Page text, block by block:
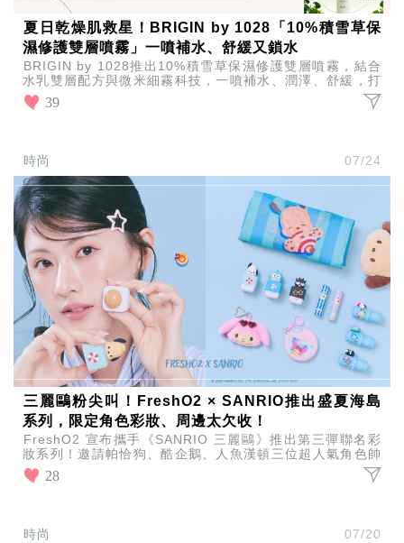
夏日乾燥肌救星！BRIGIN by 1028「10%積雪草保
濕修護雙層噴霧」一噴補水、舒緩又鎖水
BRIGIN by 1028推出10%積雪草保濕修護雙層噴霧，結合
水乳雙層配方與微米細霧科技，一噴補水、潤澤、舒緩，打
造全天候水潤舒適肌。
39
時尚 07/24
三麗鷗粉尖叫！FreshO2 × SANRIO推出盛夏海島
系列，限定角色彩妝、周邊太欠收！
FreshO2 宣布攜手《SANRIO 三麗鷗》推出第三彈聯名彩
妝系列！邀請帕恰狗、酷企鵝、人魚漢頓三位超人氣角色帥
氣領軍，美樂蒂與雙星仙子也甜美加入盛夏派對。
28
時尚 07/20